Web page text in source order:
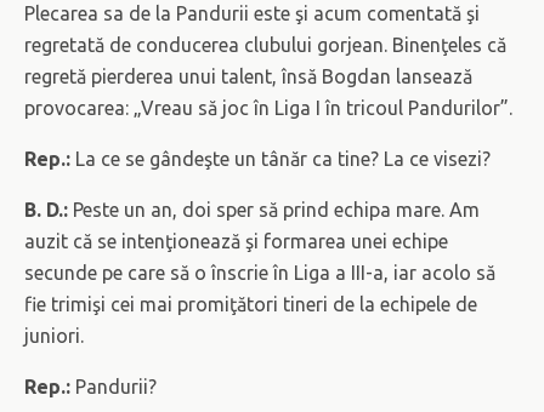
Plecarea sa de la Pandurii este şi acum comentată şi
regretată de conducerea clubului gorjean. Binenţeles că
regretă pierderea unui talent, însă Bogdan lansează
provocarea: „Vreau să joc în Liga I în tricoul Pandurilor”.
Rep.: La ce se gândeşte un tânăr ca tine? La ce visezi?
B. D.: Peste un an, doi sper să prind echipa mare. Am
auzit că se intenţionează şi formarea unei echipe
secunde pe care să o înscrie în Liga a III-a, iar acolo să
fie trimişi cei mai promiţători tineri de la echipele de
juniori.
Rep.: Pandurii?